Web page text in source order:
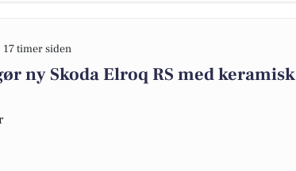
17 timer siden
ny Skoda Elroq RS med keramisk